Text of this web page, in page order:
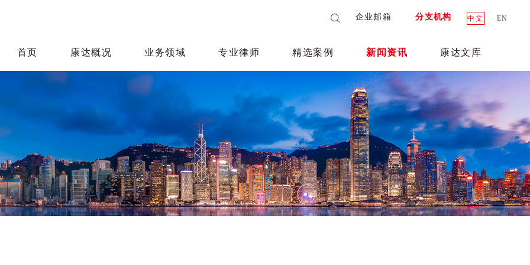
企业邮箱 分支机构 中文 EN
首页 康达概况 业务领域 专业律师 精选案例 新闻资讯 康达文库